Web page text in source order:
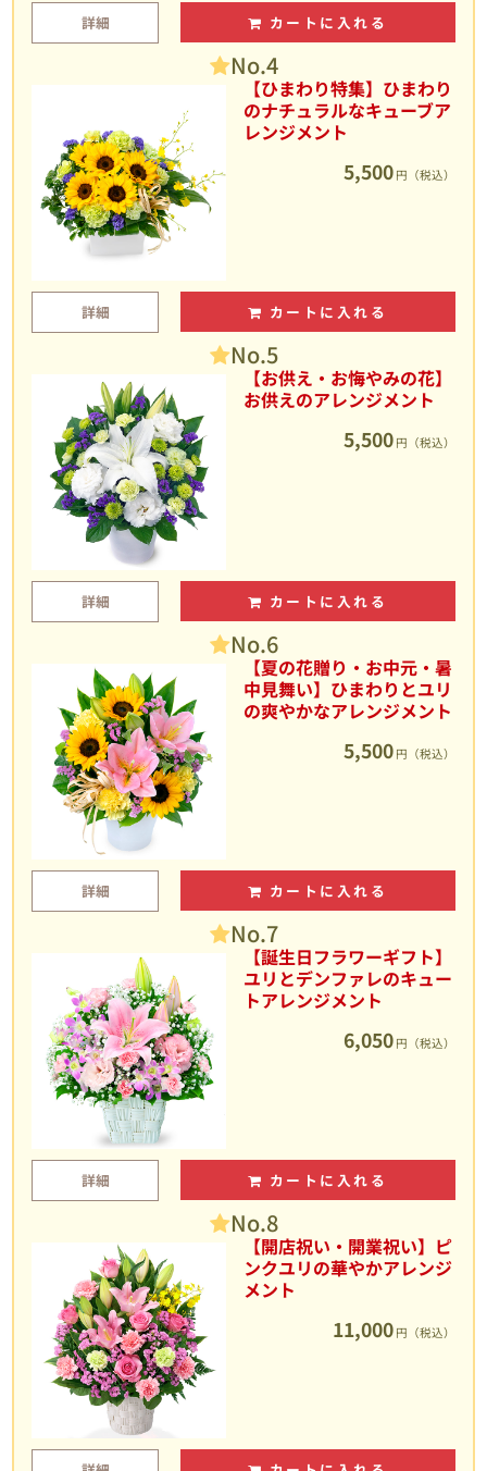
詳細 カートに入れる
No.4
【ひまわり特集】ひまわり
のナチュラルなキューブア
レンジメント
5,500 円（税込）
詳細 カートに入れる
No.5
【お供え・お悔やみの花】
お供えのアレンジメント
5,500 円（税込）
詳細 カートに入れる
No.6
【夏の花贈り・お中元・暑
中見舞い】ひまわりとユリ
の爽やかなアレンジメント
5,500 円（税込）
詳細 カートに入れる
No.7
【誕生日フラワーギフト】
ユリとデンファレのキュー
トアレンジメント
6,050 円（税込）
詳細 カートに入れる
No.8
【開店祝い・開業祝い】ピ
ンクユリの華やかアレンジ
メント
11,000 円（税込）